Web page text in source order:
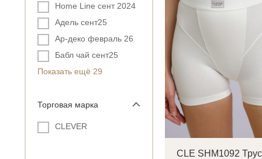
Home Line сент 2024
Адель сент25
Ар-деко февраль 26
Бабл чай сент25
Показать ещё 29
Торговая марка
CLEVER